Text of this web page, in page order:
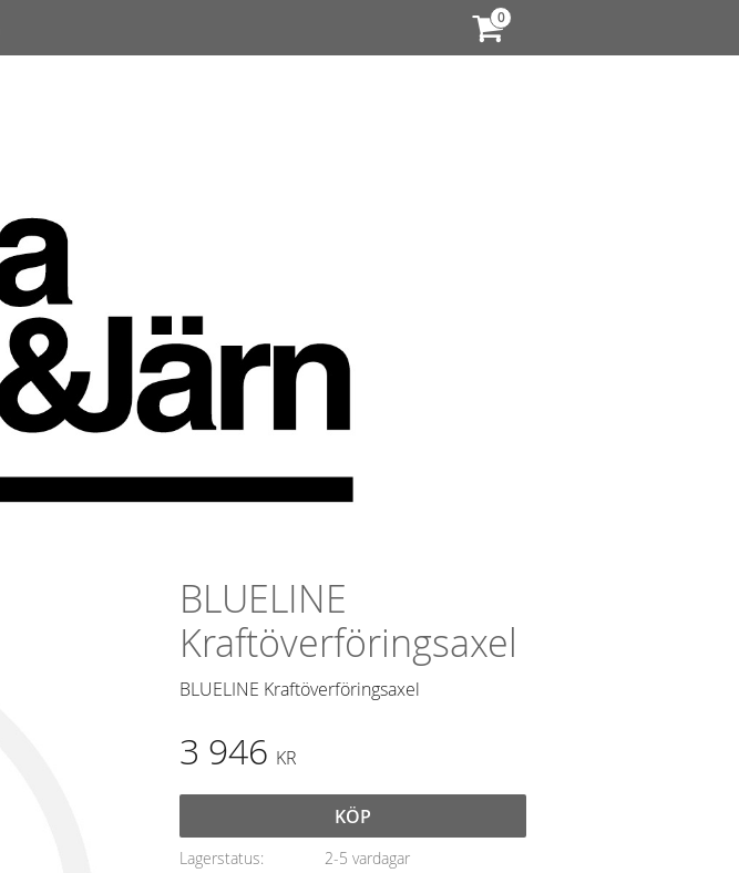
BLUELINE
Kraftöverföringsaxel
BLUELINE Kraftöverföringsaxel
3 946 KR
KÖP
Lagerstatus
2-5 vardagar